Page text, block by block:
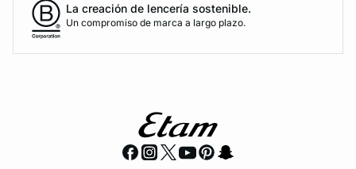
La creación de lencería sostenible.
Un compromiso de marca a largo plazo.